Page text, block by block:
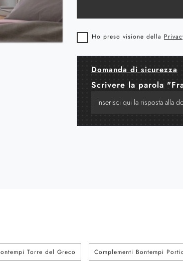
Ho preso visione della
Domanda di sicurezza
Scrivere la parola
Torre del Greco Complementi Bontempi